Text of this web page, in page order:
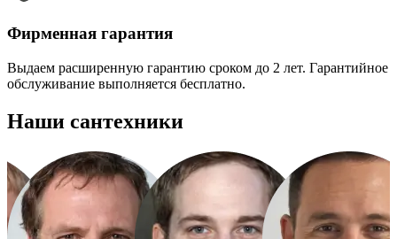
Фирменная гарантия
Выдаем расширенную гарантию сроком до 2 лет. Гарантийное
обслуживание выполняется бесплатно.
Наши сантехники